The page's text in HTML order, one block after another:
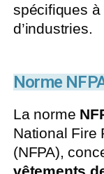
spécifiques
d’industries.
Norme
La norme
National Fire
(NFPA),